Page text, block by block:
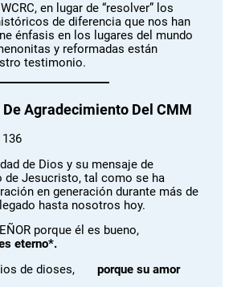
en lugar de “resolver” los
de diferencia que nos han
énfasis en los lugares del mundo
y reformadas están
testimonio.
Agradecimiento Del CMM
de Dios y su mensaje de
de Jesucristo, tal como se ha
en generación durante más de
hasta nosotros hoy.
porque él es bueno,
eterno*.
de dioses,
porque su amor